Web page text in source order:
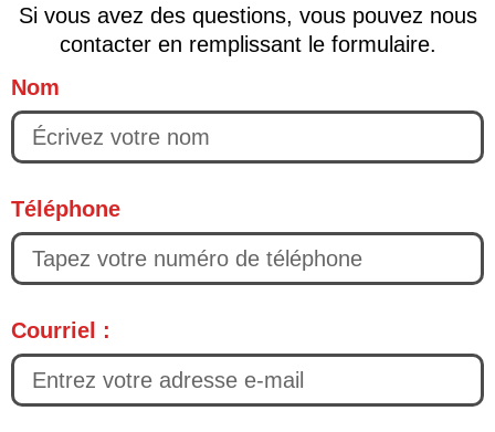
Si vous avez des questions, vous pouvez nous
contacter en remplissant le formulaire.
Nom
Téléphone
Courriel :